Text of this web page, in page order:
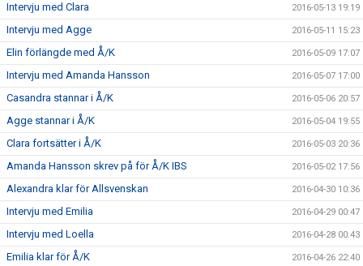
Intervju med Clara 2016-05-13 19:19
Intervju med Agge 2016-05-11 15:23
Elin förlängde med Å/K 2016-05-09 17:07
Intervju med Amanda Hansson 2016-05-07 17:00
Casandra stannar i Å/K 2016-05-06 20:57
Agge stannar i Å/K 2016-05-04 19:55
Clara fortsätter i Å/K 2016-05-03 20:36
Amanda Hansson skrev på för Å/K IBS 2016-05-02 17:56
Alexandra klar för Allsvenskan 2016-04-30 10:36
Intervju med Emilia 2016-04-29 00:47
Intervju med Loella 2016-04-28 00:43
Emilia klar för Å/K 2016-04-26 22:40